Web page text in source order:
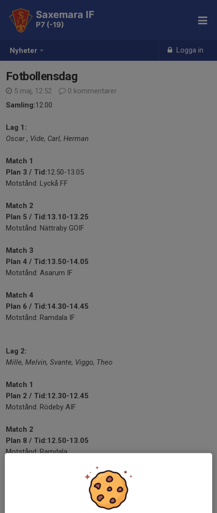
Nyheter Logga in
Saxemara IF
P7 (-19)
Fotbollensdag
5 maj, 12:52
0 kommentarer
Samling:12.00
Lag 1:
Oscar , Vide, Carl, Herman
Match 1
Plan 3 / Tid:12.50-13.05
Motstånd: Lyckå FF
Match 2
Plan 5 / Tid:13.10-13.25
Motstånd: Nättraby GOIF
Match 3
Plan 4 / Tid:13.50-14.05
Motstånd: Asarum IF
Match 4
Plan 6 / Tid:14.30-14.45
Motstånd: Ramdala IF
Lag 2:
Mille, Melvin, Svante, Viggo, Theo
Match 1
Plan 2 / Tid:12.30-12.45
Motstånd: Rödeby AIF
Match 2
Plan 8 / Tid:12.50-13.05
Motstånd: Ramdala